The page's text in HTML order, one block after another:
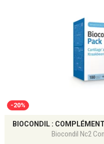
-20%
Biocondil Nc2